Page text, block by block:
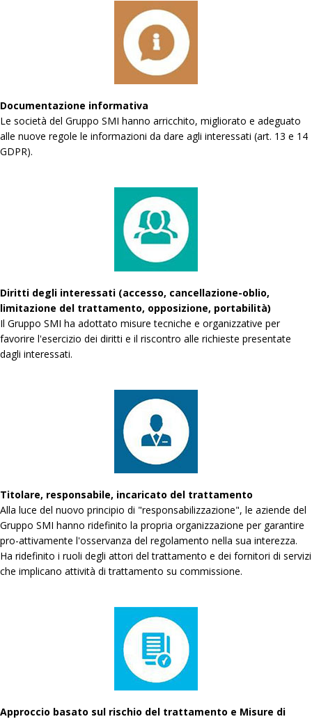
Documentazione informativa
Le società del Gruppo SMI hanno arricchito, migliorato e adeguato
alle nuove regole le informazioni da dare agli interessati (art. 13 e 14
GDPR).
Diritti degli interessati (accesso, cancellazione-oblio,
limitazione del trattamento, opposizione, portabilità)
Il Gruppo SMI ha adottato misure tecniche e organizzative per
favorire l'esercizio dei diritti e il riscontro alle richieste presentate
dagli interessati.
Titolare, responsabile, incaricato del trattamento
Alla luce del nuovo principio di "responsabilizzazione", le aziende del
Gruppo SMI hanno ridefinito la propria organizzazione per garantire
pro-attivamente l'osservanza del regolamento nella sua interezza.
Ha ridefinito i ruoli degli attori del trattamento e dei fornitori di servizi
che implicano attività di trattamento su commissione.
Approccio basato sul rischio del trattamento e Misure di